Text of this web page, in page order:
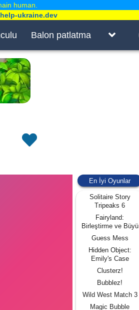
Balon patlatma
En İyi Oyunlar
Solitaire Story
Tripeaks 6
Fairyland:
Birleştirme ve Büyü
Guess Mess
Hidden Object:
Emily's Case
Clusterz!
Bubblez!
Wild West Match 3
Magic Bubble
human.
help-ukraine.dev